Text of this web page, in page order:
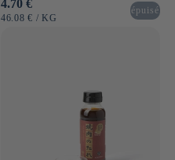
Normaler
Preis
4.70 €
GRUNDPREIS
46.08 € / PRO
KG
épuisé